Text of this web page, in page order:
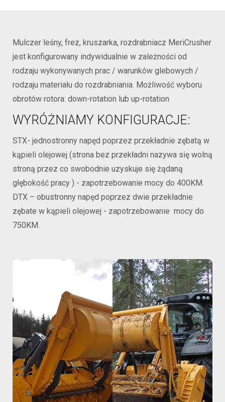
Mulczer leśny, frez, kruszarka, rozdrabniacz MeriCrusher
jest konfigurowany indywidualnie w zależności od
rodzaju wykonywanych prac / warunków glebowych /
rodzaju materiału do rozdrabniania. Możliwość wyboru
obrotów rotora: down-rotation lub up-rotation
WYRÓŻNIAMY KONFIGURACJE:
STX- jednostronny napęd poprzez przekładnie zębatą w
kąpieli olejowej (strona bez przekładni nazywa się wolną
stroną przez co swobodnie uzyskuje się żądaną
głębokość pracy ) - zapotrzebowanie mocy do 400KM.
DTX – obustronny napęd poprzez dwie przekładnie
zębate w kąpieli olejowej - zapotrzebowanie mocy do
750KM.